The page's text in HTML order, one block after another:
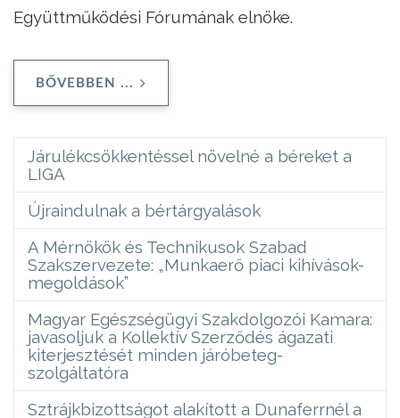
Együttműködési Fórumának elnöke.
BŐVEBBEN ...
Járulékcsökkentéssel növelné a béreket a
LIGA
Újraindulnak a bértárgyalások
A Mérnökök és Technikusok Szabad
Szakszervezete: „Munkaerő piaci kihívások-
megoldások”
Magyar Egészségügyi Szakdolgozói Kamara:
javasoljuk a Kollektív Szerződés ágazati
kiterjesztését minden járóbeteg-
szolgáltatóra
Sztrájkbizottságot alakított a Dunaferrnél a